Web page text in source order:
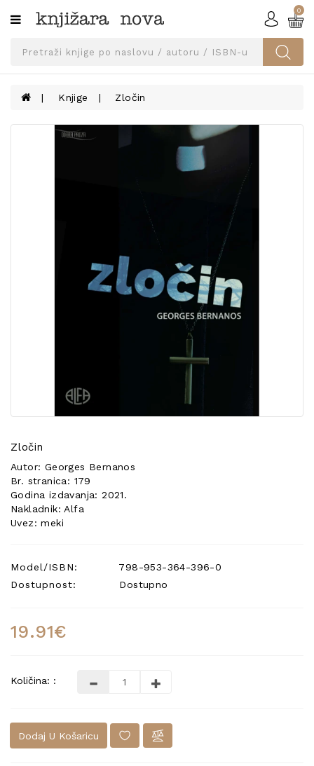
Kategorije
SVEUČILIŠNA
UDŽBENICI
KNJIGE
0
Knjige Zločin
Zločin
Autor: Georges Bernanos
Br. stranica: 179
Godina izdavanja: 2021.
Nakladnik: Alfa
Uvez: meki
Model/ISBN:
798-953-364-396-0
Dostupnost:
Dostupno
19.91€
Količina: :
Dodaj U Košaricu